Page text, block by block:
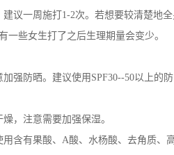
一周施打1-2次。若想要较清楚地
一些女生打了之后生理期量会变少。
防晒。建议使用SPF30--50以上的
，注意需要加强保湿。
有果酸、A酸、水杨酸、去角质、